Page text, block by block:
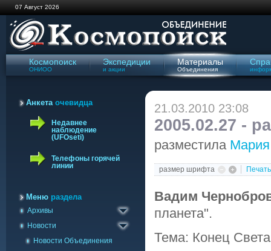
07 Август 2026
Космопоиск
ОНИОО
Экспедиции
и акции
Материалы
Объединения
Анкетаочевидца
Недавнее
наблюдение
(UFOseti)
Телефоны горячей
линии
Меню раздела
Архивы
Газета Космопоиск
Архив новостей
Новости
Новости Объединения
21.03.2010 23:08
2005.02.27 -
разместила
размер шрифта Печать
Вадим
планета".
Тема: Конец